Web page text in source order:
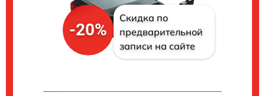
-20%
Скидка по
предварительной
записи на сайте